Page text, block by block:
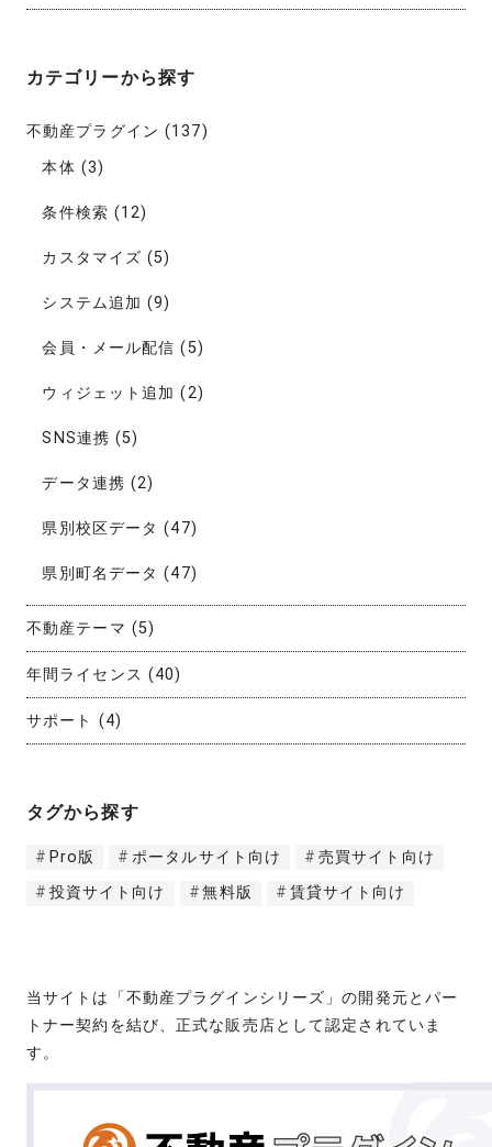
カテゴリーから探す
不動産プラグイン (137)
本体 (3)
条件検索 (12)
カスタマイズ (5)
システム追加 (9)
会員・メール配信 (5)
ウィジェット追加 (2)
SNS連携 (5)
データ連携 (2)
県別校区データ (47)
県別町名データ (47)
不動産テーマ (5)
年間ライセンス (40)
サポート (4)
タグから探す
Pro版 ポータルサイト向け
売買サイト向け
投資サイト向け
無料版 賃貸サイト向け
当サイトは「不動産プラグインシリーズ」の開発元とパー
トナー契約を結び、正式な販売店として認定されていま
す。